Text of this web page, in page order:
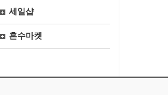
세일샵
혼수마켓